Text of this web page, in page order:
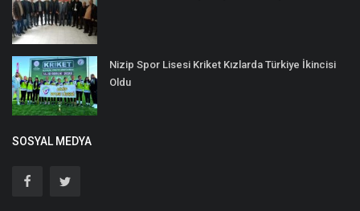
Nizip Spor Lisesi Kriket Kızlarda Türkiye İkincisi
Oldu
SOSYAL MEDYA